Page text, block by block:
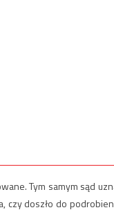
Tym samym sąd
czy doszło do